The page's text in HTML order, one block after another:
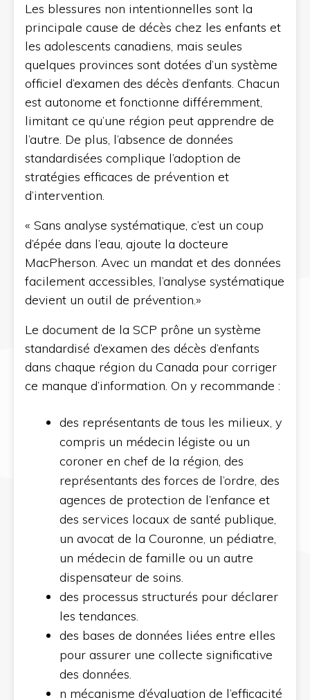
Les blessures non intentionnelles sont la
principale cause de décès chez les enfants et
les adolescents canadiens, mais seules
quelques provinces sont dotées d’un système
officiel d’examen des décès d’enfants. Chacun
est autonome et fonctionne différemment,
limitant ce qu’une région peut apprendre de
l’autre. De plus, l’absence de données
standardisées complique l’adoption de
stratégies efficaces de prévention et
d’intervention.
« Sans analyse systématique, c’est un coup
d’épée dans l’eau, ajoute la docteure
MacPherson. Avec un mandat et des données
facilement accessibles, l’analyse systématique
devient un outil de prévention.»
Le document de la SCP prône un système
standardisé d’examen des décès d’enfants
dans chaque région du Canada pour corriger
ce manque d’information. On y recommande :
des représentants de tous les milieux, y
compris un médecin légiste ou un
coroner en chef de la région, des
représentants des forces de l’ordre, des
agences de protection de l’enfance et
des services locaux de santé publique,
un avocat de la Couronne, un pédiatre,
un médecin de famille ou un autre
dispensateur de soins.
des processus structurés pour déclarer
les tendances.
des bases de données liées entre elles
pour assurer une collecte significative
des données.
n mécanisme d’évaluation de l’efficacité